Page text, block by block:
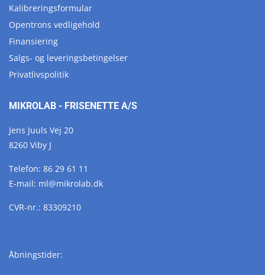
Kalibreringsformular
Opentrons vedligehold
Finansiering
Salgs- og leveringsbetingelser
Privatlivspolitik
MIKROLAB - FRISENETTE A/S
Jens Juuls Vej 20
8260 Viby J
Telefon: 86 29 61 11
E-mail: ml@mikrolab.dk
CVR-nr.: 83309210
Åbningstider: